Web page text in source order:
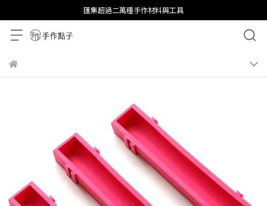
匯集超過二萬種手作材料與工具